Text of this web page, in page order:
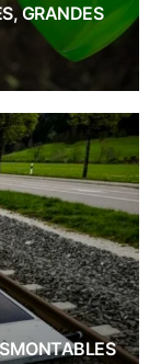
GRANDES